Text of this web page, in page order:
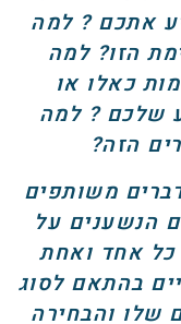
אתכם ? למה
הזו? למה
כאלו או
שלכם ? למה
הזה?
משותפים
הנשענים על
כל אחד ואחת
בהתאם לסוג
שלו והבחירה